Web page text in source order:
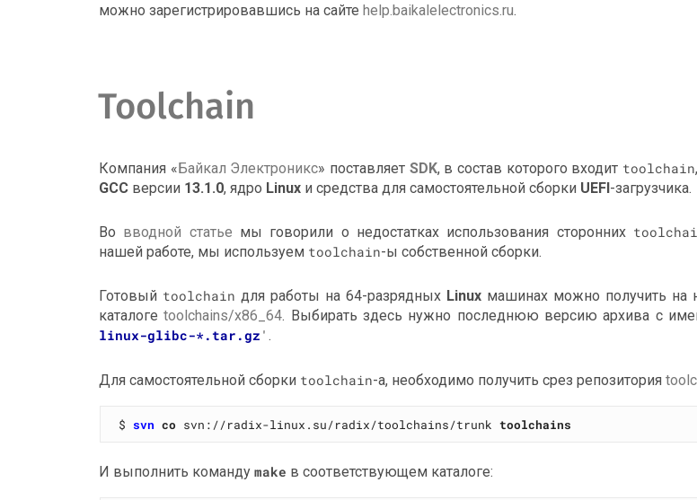
можно зарегистрировавшись на сайтеhelp.baikalelectronics.ru.
Toolchain
Компания «Байкал Электроникс» поставляет SDK, в состав которого входит toolchain
GCC версии 13.1.0, ядро Linux и средства для самостоятельной сборки UEFI-загрузчика.
Во вводной статье мы говорили о недостатках использования сторонних
нашей работе, мы используем toolchain-ы собственной сборки.
Готовый toolchain для работы на 64-разрядных Linux машинах можно получить на
каталогеtoolchains/x86_64. Выбирать здесь нужно последнюю версию архива с
linux-glibc-*.tar.gz '.
Для самостоятельной сборки toolchain-а, необходимо получить срез репозитория
$ svn co svn://radix-linux.su/radix/toolchains/trunk toolchains
И выполнить командуmake в соответствующем каталоге: